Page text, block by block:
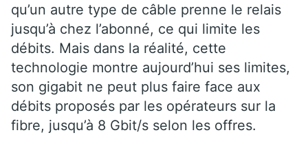
qu’un autre type de câble prenne le relais
jusqu’à chez l’abonné, ce qui limite les
débits. Mais dans la réalité, cette
technologie montre aujourd’hui ses limites,
son gigabit ne peut plus faire face aux
débits proposés par les opérateurs sur la
fibre, jusqu’à 8 Gbit/s selon les offres.